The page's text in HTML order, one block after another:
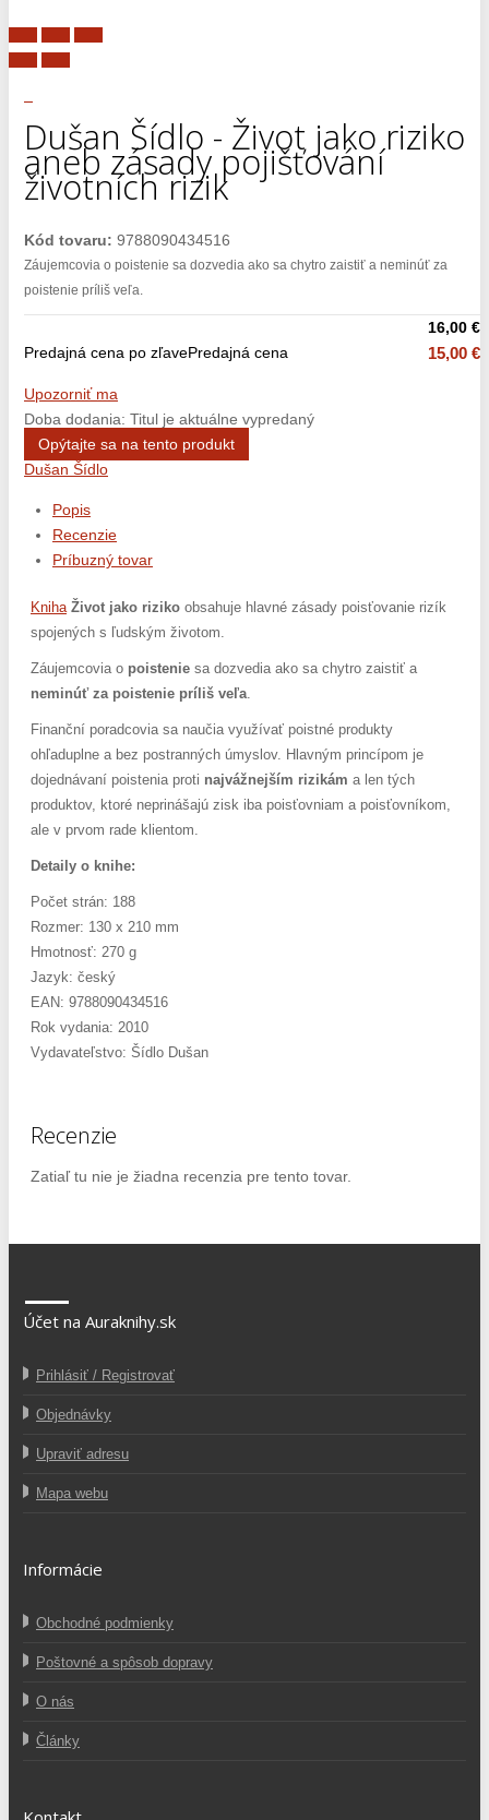
Dušan Šídlo - Život jako riziko
aneb zásady pojišťování
životních rizik
Kód tovaru: 9788090434516
Záujemcovia o poistenie sa dozvedia ako sa chytro zaistiť a neminúť za
poistenie príliš veľa.
16,00 €
Predajná cena po zľavePredajná cena 15,00 €
Upozorniť ma
Doba dodania: Titul je aktuálne vypredaný
Opýtajte sa na tento produkt
Dušan Šídlo
Popis
Recenzie
Príbuzný tovar
Kniha Život jako riziko obsahuje hlavné zásady poisťovanie rizík
spojených s ľudským životom.
Záujemcovia o poistenie sa dozvedia ako sa chytro zaistiť a
neminúť za poistenie príliš veľa
Finanční poradcovia sa naučia využívať poistné produkty
ohľaduplne a bez postranných úmyslov. Hlavným princípom je
dojednávaní poistenia proti najvážnejším rizikám a len tých
produktov, ktoré neprinášajú zisk iba poisťovniam a poisťovníkom,
ale v prvom rade klientom.
Detaily o knihe:
Počet strán: 188
Rozmer: 130 x 210 mm
Hmotnosť: 270 g
Jazyk: český
EAN: 9788090434516
Rok vydania: 2010
Vydavateľstvo: Šídlo Dušan
Recenzie
Zatiaľ tu nie je žiadna recenzia pre tento tovar.
Účet na Auraknihy.sk
Prihlásiť / Registrovať
Objednávky
Upraviť adresu
Mapa webu
Informácie
Obchodné podmienky
Poštovné a spôsob dopravy
O nás
Články